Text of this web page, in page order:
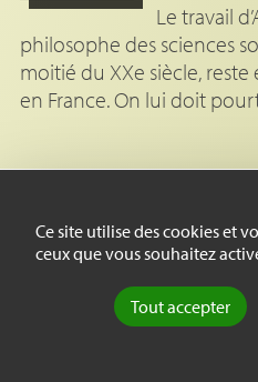
Ce site utilise des cookies et
ceux que vous souhaitez
Tout accepter
Le travail
philosophe des sciences
moitié du XXe siècle,
en France. On lui doit
Par exemple dansLa religion de près
Paris, Métailié, 1999.